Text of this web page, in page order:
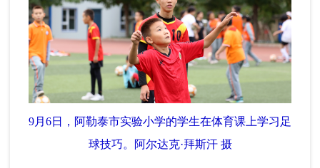
9月6日，阿勒泰市实验小学的学生在体育课上学习足
球技巧。阿尔达克·拜斯汗 摄